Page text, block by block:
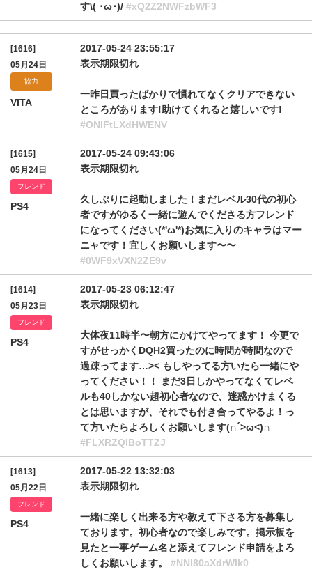
す\( ･ω･)/ #xQ2Z2NWFzbWF3
[1616]
05月24日
協力
VITA
2017-05-24 23:55:17
表示期限切れ
一昨日買ったばかりで慣れてなくクリアできない
ところがあります!助けてくれると嬉しいです!
#ONlFtLXdHWENV
[1615]
05月24日
フレンド
PS4
2017-05-24 09:43:06
表示期限切れ
久しぶりに起動しました！まだレベル30代の初心
者ですがゆるく一緒に遊んでくださる方フレンド
になってください(*'ω'*)お気に入りのキャラはマー
ニャです！宜しくお願いします〜〜
#0WF9xVXN2ZE9v
[1614]
05月23日
フレンド
PS4
2017-05-23 06:12:47
表示期限切れ
大体夜11時半〜朝方にかけてやってます！ 今更で
すがせっかくDQH2買ったのに時間が時間なので
過疎ってます…>< もしやってる方いたら一緒にや
ってください！！ まだ3日しかやってなくてレベ
ルも40しかない超初心者なので、迷惑かけまくる
とは思いますが、それでも付き合ってやるよ！っ
て方いたらよろしくお願いします(∩´>ω<)∩
#FLXRZQlBoTTZJ
[1613]
05月22日
フレンド
PS4
2017-05-22 13:32:03
表示期限切れ
一緒に楽しく出来る方や教えて下さる方を募集し
ております。初心者なので楽しみです。掲示板を
見たと一事ゲーム名と添えてフレンド申請をよろ
しくお願いします。 #NNl80aXdrWlk0